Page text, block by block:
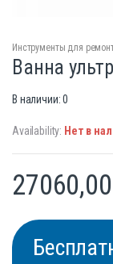
Инструменты для
Ванна
В наличии: 0
Availability: Нет в
27060,00